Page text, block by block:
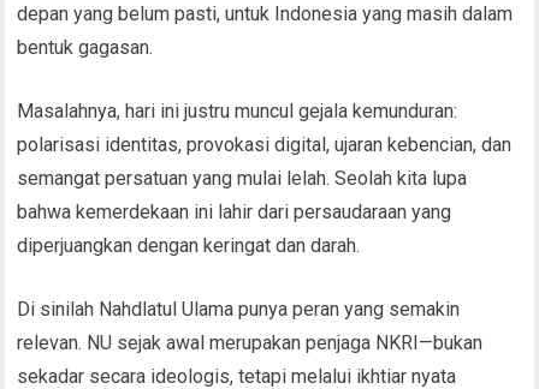
depan yang belum pasti, untuk Indonesia yang masih dalam
bentuk gagasan.
Masalahnya, hari ini justru muncul gejala kemunduran:
polarisasi identitas, provokasi digital, ujaran kebencian, dan
semangat persatuan yang mulai lelah. Seolah kita lupa
bahwa kemerdekaan ini lahir dari persaudaraan yang
diperjuangkan dengan keringat dan darah.
Di sinilah Nahdlatul Ulama punya peran yang semakin
relevan. NU sejak awal merupakan penjaga NKRI—bukan
sekadar secara ideologis, tetapi melalui ikhtiar nyata